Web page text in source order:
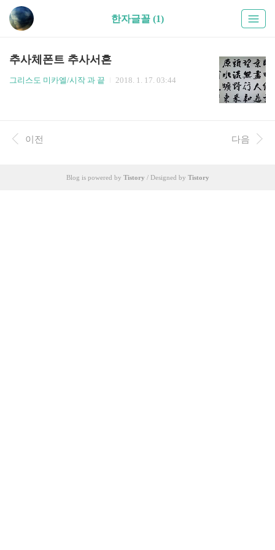
한자글꼴 (1)
추사체폰트 추사서흔
그리스도 미카엘/시작 과 끝 2018. 1. 17. 03:44
이전 다음
Blog is powered by Tistory / Designed by Tistory